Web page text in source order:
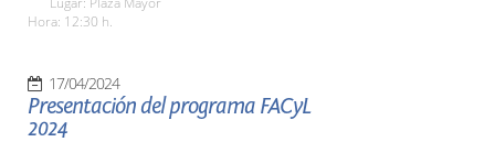
Hora: 12:30 h.
17/04/2024
Presentación del programa FACyL
2024